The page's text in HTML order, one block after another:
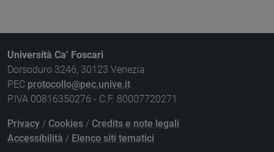
Università Ca’ Foscari
Dorsoduro 3246, 30123 Venezia
PEC protocollo@pec.unive.it
P.IVA 00816350276 - C.F. 80007720271
Privacy / Cookies / Credits e note legali
Accessibilità / Elenco siti tematici